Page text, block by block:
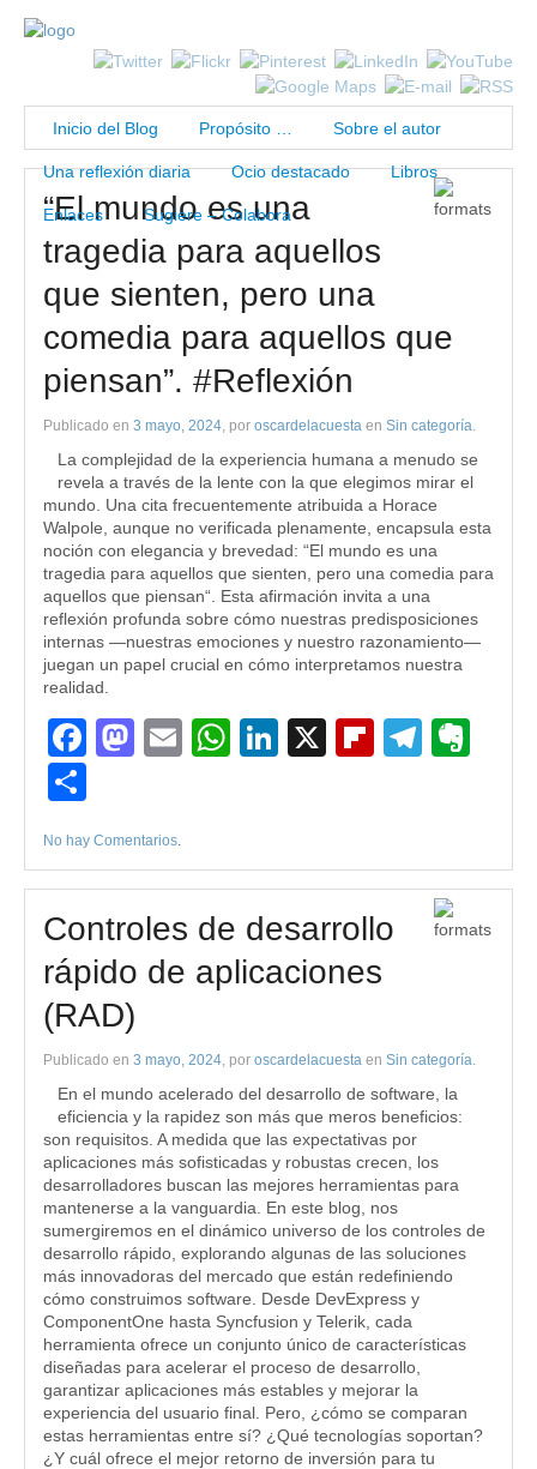
Inicio del Blog Propósito … Sobre el autor
Una reflexión diaria Ocio destacado Libros
Enlaces Sugiere – Colabora
“El mundo es una
tragedia para aquellos
que sienten, pero una
comedia para aquellos que
piensan”. #Reflexión
Publicado en 3 mayo, 2024, por oscardelacuesta en Sin categoría.
La complejidad de la experiencia humana a menudo se
revela a través de la lente con la que elegimos mirar el
mundo. Una cita frecuentemente atribuida a Horace
Walpole, aunque no verificada plenamente, encapsula esta
noción con elegancia y brevedad: “El mundo es una
tragedia para aquellos que sienten, pero una comedia para
aquellos que piensan“. Esta afirmación invita a una
reflexión profunda sobre cómo nuestras predisposiciones
internas —nuestras emociones y nuestro razonamiento—
juegan un papel crucial en cómo interpretamos nuestra
realidad.
Facebook
Mastodon
EmailWhatsApp
LinkedIn
X Flipboard
No hay Comentarios.
Controles de desarrollo
rápido de aplicaciones
(RAD)
Publicado en 3 mayo, 2024, por oscardelacuesta en Sin categoría.
En el mundo acelerado del desarrollo de software, la
eficiencia y la rapidez son más que meros beneficios:
son requisitos. A medida que las expectativas por
aplicaciones más sofisticadas y robustas crecen, los
desarrolladores buscan las mejores herramientas para
mantenerse a la vanguardia. En este blog, nos
sumergiremos en el dinámico universo de los controles de
desarrollo rápido, explorando algunas de las soluciones
más innovadoras del mercado que están redefiniendo
cómo construimos software. Desde DevExpress y
ComponentOne hasta Syncfusion y Telerik, cada
herramienta ofrece un conjunto único de características
diseñadas para acelerar el proceso de desarrollo,
garantizar aplicaciones más estables y mejorar la
experiencia del usuario final. Pero, ¿cómo se comparan
estas herramientas entre sí? ¿Qué tecnologías soportan?
¿Y cuál ofrece el mejor retorno de inversión para tu